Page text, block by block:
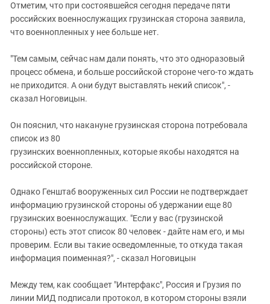
Отметим, что при состоявшейся сегодня передаче пяти
российских военнослужащих грузинская сторона заявила,
что военнопленных у нее больше нет.
"Тем самым, сейчас нам дали понять, что это одноразовый
процесс обмена, и больше российской стороне чего-то ждать
не приходится. А они будут выставлять некий список", -
сказал Ноговицын.
Он пояснил, что накануне грузинская сторона потребовала
список из 80
грузинских военнопленных, которые якобы находятся на
российской стороне.
Однако Генштаб вооруженных сил России не подтверждает
информацию грузинской стороны об удержании еще 80
грузинских военнослужащих. "Если у вас (грузинской
стороны) есть этот список 80 человек - дайте нам его, и мы
проверим. Если вы такие осведомленные, то откуда такая
информация поименная?", - сказал Ноговицын
Между тем, как сообщает "Интерфакс", Россия и Грузия по
линии МИД подписали протокол, в котором стороны взяли